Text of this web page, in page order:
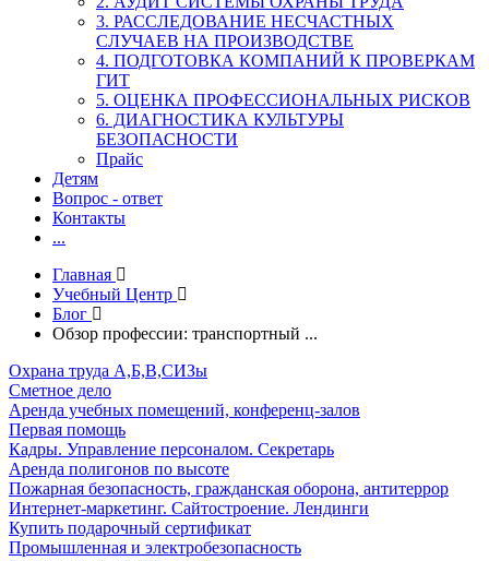
3. РАССЛЕДОВАНИЕ НЕСЧАСТНЫХ
СЛУЧАЕВ НА ПРОИЗВОДСТВЕ
4. ПОДГОТОВКА КОМПАНИЙ К ПРОВЕРКАМ
ГИТ
5. ОЦЕНКА ПРОФЕССИОНАЛЬНЫХ РИСКОВ
6. ДИАГНОСТИКА КУЛЬТУРЫ
БЕЗОПАСНОСТИ
Прайс
Детям
Вопрос - ответ
Контакты
...
Главная
Учебный Центр
Блог
Обзор профессии: транспортный ...
Охрана труда А,Б,В,СИЗы
Сметное дело
Аренда учебных помещений, конференц-залов
Первая помощь
Кадры. Управление персоналом. Секретарь
Аренда полигонов по высоте
Пожарная безопасность, гражданская оборона, антитеррор
Интернет-маркетинг. Сайтостроение. Лендинги
Купить подарочный сертификат
Промышленная и электробезопасность